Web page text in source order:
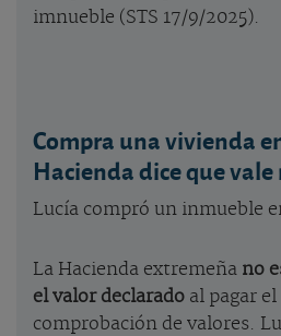
imnueble (STS 17/9/2025).
Compra una vivienda
Hacienda dice que vale
Lucía compró un inmueble
La Hacienda extremeña no
el valor declarado al pagar
comprobación de valores.